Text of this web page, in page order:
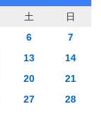
土
日
6
7
13
14
20
21
27
28